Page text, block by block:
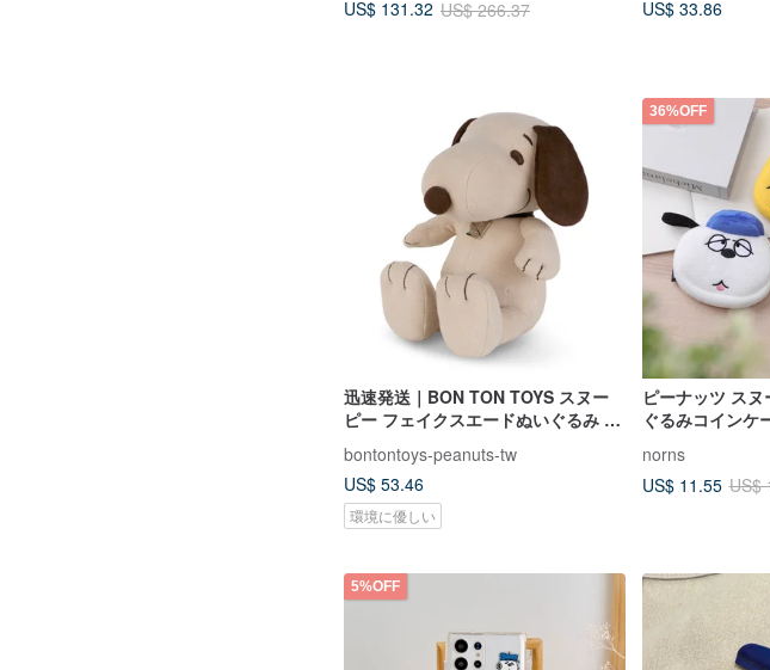
US$ 131.32 US$ 266.37
US$ 33.86
迅速発送｜BON TON TOYS スヌー
ピー フェイクスエードぬいぐるみ -
限定版 ベージュ
bontontoys-peanuts-tw
US$ 53.46
環境に優しい
36%OFF
ピーナッツ ス
ぐるみコインケ
norns
US$ 11.55 US$
5%OFF